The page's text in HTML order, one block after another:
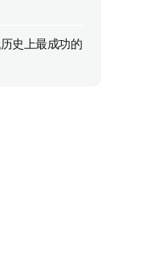
史上最成功的